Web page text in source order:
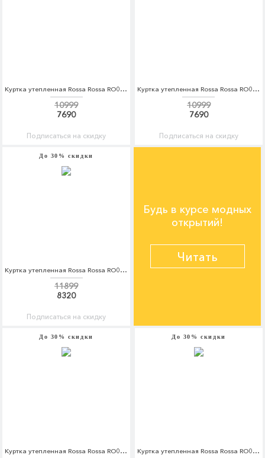
Куртка утепленная Rossa Rossa RO045EWDKBY1
10999
7690
Подписаться на скидку
Куртка утепленная Rossa Rossa RO045EWDKBY3
10999
7690
Подписаться на скидку
До 30% скидки
Куртка утепленная Rossa Rossa RO045EWDKBY6
11899
8320
Подписаться на скидку
Будь в курсе модных
открытий!
Читать
До 30% скидки
Куртка утепленная Rossa Rossa RO045EWDKBY7
До 30% скидки
Куртка утепленная Rossa Rossa RO045EWDKBY8